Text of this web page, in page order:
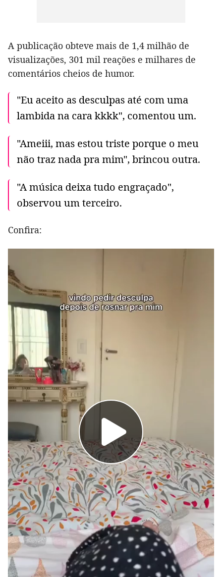
A publicação obteve mais de 1,4 milhão de
visualizações, 301 mil reações e milhares de
comentários cheios de humor.
"Eu aceito as desculpas até com uma
lambida na cara kkkk", comentou um.
"Ameiii, mas estou triste porque o meu
não traz nada pra mim", brincou outra.
"A música deixa tudo engraçado",
observou um terceiro.
Confira: